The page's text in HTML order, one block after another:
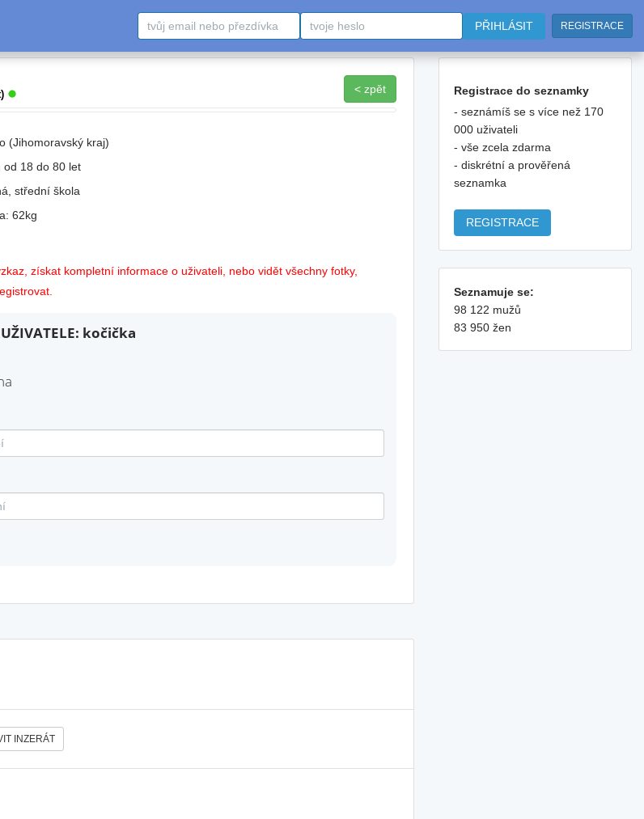
PŘIHLÁSIT REGISTRACE
< zpět
(Jihomoravský kraj)
od 18 do 80 let
střední škola
62kg
získat kompletní informace o uživateli, nebo vidět všechny fotky,
kočička
INZERÁT
Registrace do seznamky
- seznámíš se s více než 170
000 uživateli
- vše zcela zdarma
- diskrétní a prověřená
seznamka
REGISTRACE
Seznamuje se:
98 122 mužů
83 950 žen